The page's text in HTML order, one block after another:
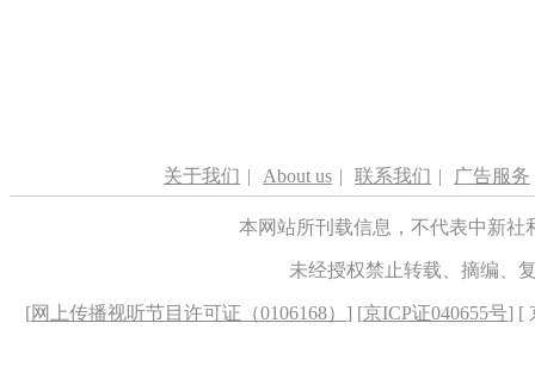
关于我们 | About us | 联系我们 | 广告服务
本网站所刊载信息，不代表中新
未经授权禁止转载、摘编、
[网上传播视听节目许可证（0106168） ] [京ICP证040655号] [